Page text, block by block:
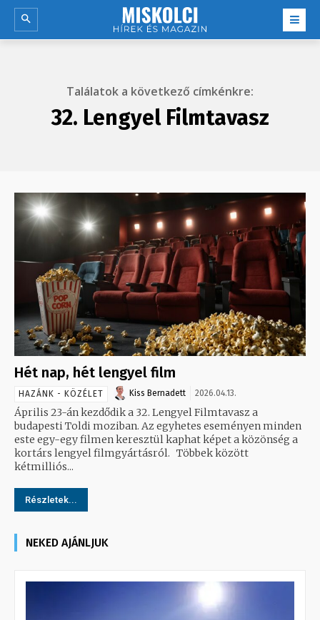
Találatok a következő címkénkre:
32. Lengyel Filmtavasz
Hét nap, hét lengyel film
HAZÁNK - KÖZÉLET Kiss Bernadett 2026.04.13.
Április 23-án kezdődik a 32. Lengyel Filmtavasz a
budapesti Toldi moziban. Az egyhetes eseményen minden
este egy-egy filmen keresztül kaphat képet a közönség a
kortárs lengyel filmgyártásról. Többek között
kétmilliós...
Részletek...
NEKED AJÁNLJUK